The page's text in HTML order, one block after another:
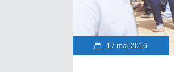
17 mai 2016